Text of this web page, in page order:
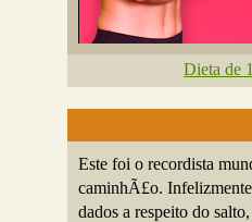
Dieta de
Este foi o recordista
caminhÃ£o.
dados a respeito do